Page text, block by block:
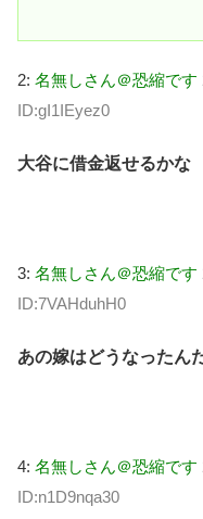
2: 名無しさん＠恐縮です
ID:gI1IEyez0
大谷に借金返せるかな
3: 名無しさん＠恐縮です
ID:7VAHduhH0
あの嫁はどうなったん
4: 名無しさん＠恐縮です
ID:n1D9nqa30